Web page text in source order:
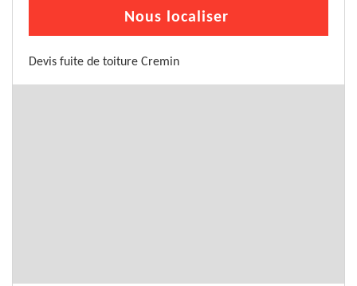
Nous localiser
Devis fuite de toiture Cremin